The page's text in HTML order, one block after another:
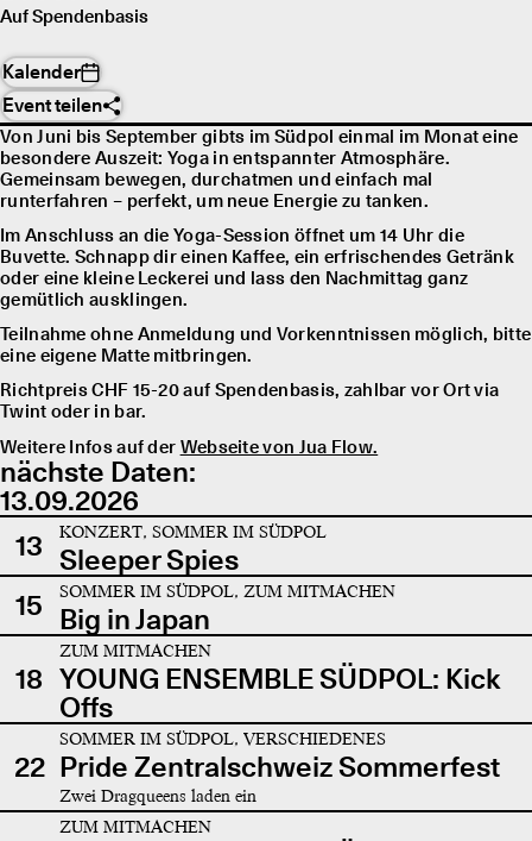
Auf Spendenbasis
Kalender
Event teilen
Von Juni bis September gibts im Südpol einmal im Monat eine
besondere Auszeit: Yoga in entspannter Atmosphäre.
Gemeinsam bewegen, durchatmen und einfach mal
runterfahren – perfekt, um neue Energie zu tanken.
Im Anschluss an die Yoga-Session öffnet um 14 Uhr die
Buvette. Schnapp dir einen Kaffee, ein erfrischendes Getränk
oder eine kleine Leckerei und lass den Nachmittag ganz
gemütlich ausklingen.
Teilnahme ohne Anmeldung und Vorkenntnissen möglich, bitte
eine eigene Matte mitbringen.
Richtpreis CHF 15-20 auf Spendenbasis, zahlbar vor Ort via
Twint oder in bar.
Weitere Infos auf der Webseite von Jua Flow.
nächste Daten:
13.09.2026
13
KONZERT, SOMMER IM SÜDPOL
Sleeper Spies
15
SOMMER IM SÜDPOL, ZUM MITMACHEN
Big in Japan
18
ZUM MITMACHEN
YOUNG ENSEMBLE SÜDPOL: Kick
Offs
22
SOMMER IM SÜDPOL, VERSCHIEDENES
Pride Zentralschweiz Sommerfest
Zwei Dragqueens laden ein
ZUM MITMACHEN